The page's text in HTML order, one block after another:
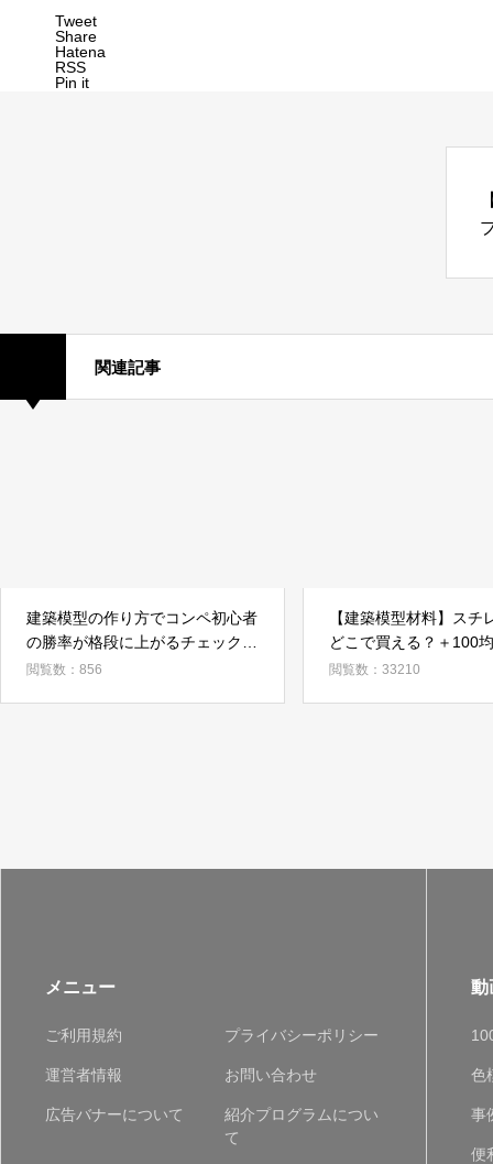
Tweet
Share
Hatena
RSS
Pin it
関連記事
建築模型の作り方でコンペ初心者
の勝率が格段に上がるチェック項
目４×３
閲覧数：856
【建築模型材料】スチ
どこで買える？＋100
カラーボード
閲覧数：33210
メニュー
ご利用規約 プライバシーポリシー
運営者情報 お問い合わせ
広告バナーについて
紹介プログラムについ
て
動
色
事
便